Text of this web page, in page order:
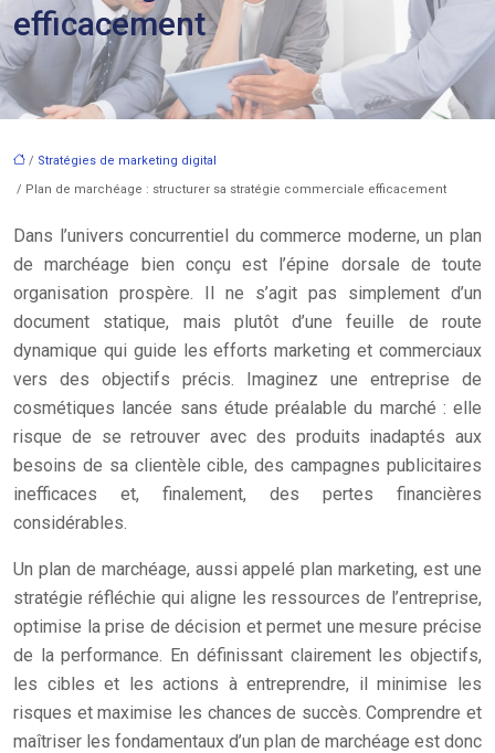
efficacement
/ Stratégies de marketing digital
/ Plan de marchéage : structurer sa stratégie commerciale efficacement
Dans l’univers concurrentiel du commerce moderne, un plan
de marchéage bien conçu est l’épine dorsale de toute
organisation prospère. Il ne s’agit pas simplement d’un
document statique, mais plutôt d’une feuille de route
dynamique qui guide les efforts marketing et commerciaux
vers des objectifs précis. Imaginez une entreprise de
cosmétiques lancée sans étude préalable du marché : elle
risque de se retrouver avec des produits inadaptés aux
besoins de sa clientèle cible, des campagnes publicitaires
inefficaces et, finalement, des pertes financières
considérables.
Un plan de marchéage, aussi appelé plan marketing, est une
stratégie réfléchie qui aligne les ressources de l’entreprise,
optimise la prise de décision et permet une mesure précise
de la performance. En définissant clairement les objectifs,
les cibles et les actions à entreprendre, il minimise les
risques et maximise les chances de succès. Comprendre et
maîtriser les fondamentaux d’un plan de marchéage est donc